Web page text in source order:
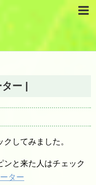
ー |
してみました。
ンと来た人はチェック
ター